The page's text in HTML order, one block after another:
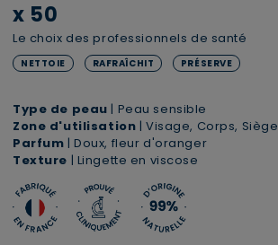
x 50
Le choix des professionnels de santé
NETTOIE RAFRAÎCHIT PRÉSERVE
Type de peau | Peau sensible
Zone d'utilisation | Visage, Corps, Siège
Parfum | Doux, fleur d'oranger
Texture | Lingette en viscose